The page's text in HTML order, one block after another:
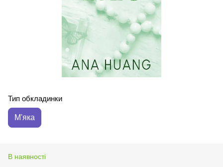
Тип обкладинки
М'яка
В наявності